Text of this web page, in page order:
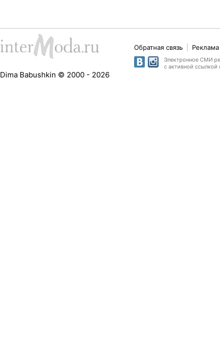
Dima Babushkin © 2000 - 2026
Обратная связь
Электронное СМИ
с активной ссылкой